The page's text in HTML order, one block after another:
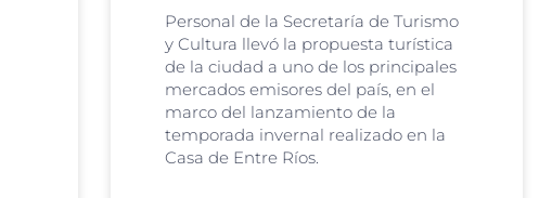
Personal de la Secretaría de Turismo
y Cultura llevó la propuesta turística
de la ciudad a uno de los principales
mercados emisores del país, en el
marco del lanzamiento de la
temporada invernal realizado en la
Casa de Entre Ríos.